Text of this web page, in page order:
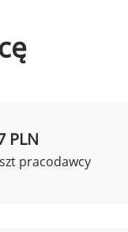
PLN
pracodawcy